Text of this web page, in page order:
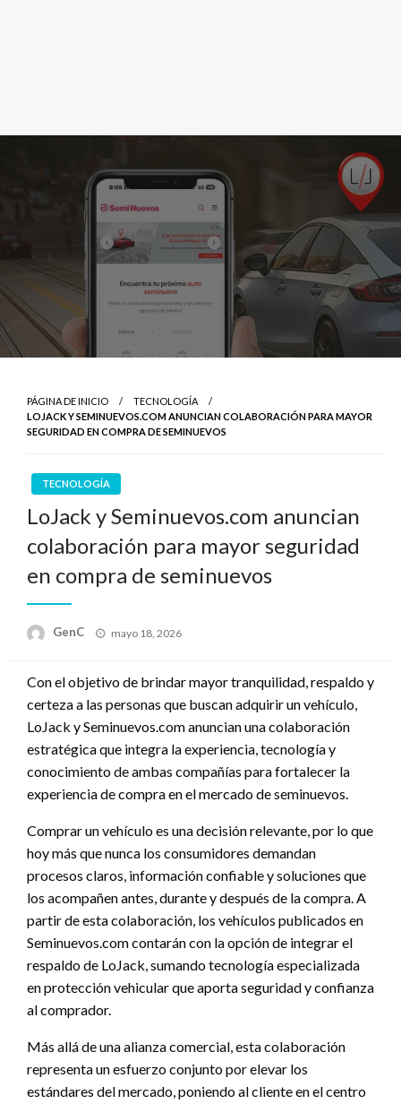
PÁGINA DE INICIO
TECNOLOGÍA
LOJACK Y SEMINUEVOS.COM ANUNCIAN COLABORACIÓN PARA MAYOR
SEGURIDAD EN COMPRA DE SEMINUEVOS
TECNOLOGÍA
LoJack y Seminuevos.com anuncian
colaboración para mayor seguridad
en compra de seminuevos
GenC
Publicado
mayo 18, 2026
Con el objetivo de brindar mayor tranquilidad, respaldo y
certeza a las personas que buscan adquirir un vehículo,
LoJack y Seminuevos.com anuncian una colaboración
estratégica que integra la experiencia, tecnología y
conocimiento de ambas compañías para fortalecer la
experiencia de compra en el mercado de seminuevos.
Comprar un vehículo es una decisión relevante, por lo que
hoy más que nunca los consumidores demandan
procesos claros, información confiable y soluciones que
los acompañen antes, durante y después de la compra. A
partir de esta colaboración, los vehículos publicados en
Seminuevos.com contarán con la opción de integrar el
respaldo de LoJack, sumando tecnología especializada
en protección vehicular que aporta seguridad y confianza
al comprador.
Más allá de una alianza comercial, esta colaboración
representa un esfuerzo conjunto por elevar los
estándares del mercado, poniendo al cliente en el centro